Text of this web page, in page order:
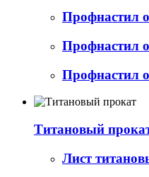
Профнастил
Профнастил
Профнастил
Титановый
Лист